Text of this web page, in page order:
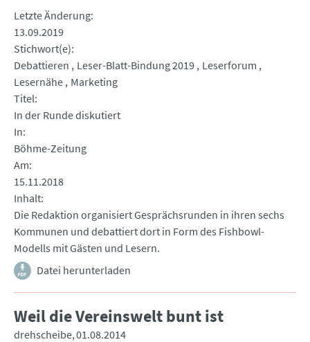
Letzte Änderung
13.09.2019
Stichwort(e)
Debattieren
Leser-Blatt-Bindung 2019 Leserforum
Lesernähe Marketing
Titel
In der Runde diskutiert
In
Böhme-Zeitung
Am
15.11.2018
Inhalt
Die Redaktion organisiert Gesprächsrunden in ihren sechs
Kommunen und debattiert dort in Form des Fishbowl-
Modells mit Gästen und Lesern.
Datei herunterladen
Weil die Vereinswelt bunt ist
drehscheibe 01.08.2014